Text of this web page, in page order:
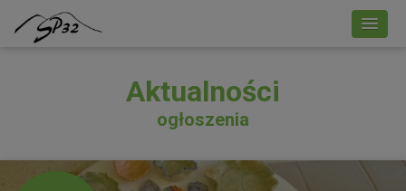
Aktualności
ogłoszenia